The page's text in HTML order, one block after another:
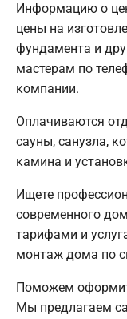
Информацию о
цены на
фундамента и
мастерам по
компании.
Оплачиваются
сауны, санузла,
камина и
Ищете
современного
тарифами и
монтаж дома по
Поможем
Мы предлагаем